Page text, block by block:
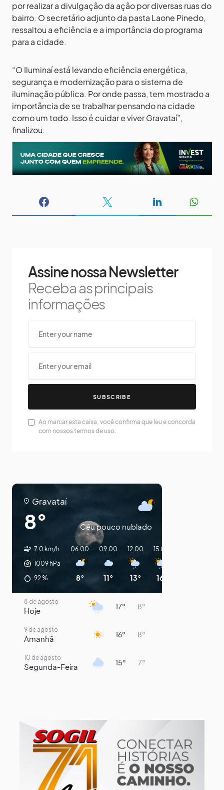
por realizar a divulgação da ação por diversas ruas do
bairro. O secretário adjunto da pasta Laone Pinedo,
ressaltou a eficiência e a importância do programa
para a cidade.
“O Iluminaí está levando eficiência energética,
segurança e modernização para o sistema de
iluminação pública. Por onde passa, tem mostrado a
importância de se trabalhar pensando na cidade
como um todo. Isso é cuidar e viver Gravataí”,
finalizou.
Assine nossa Newsletter
Receba as principais
informações
SUBSCRIBE
Ao marcar esta caixa, você confirma que leu e concorda
com nossos termos de uso.
Gravataí
8° Céu pouco nublado
7.0 km/h
1009 hPa
92%
06:00
8°
09:00
11°
12:00
13°
15:00
16°
8 de agosto
Hoje 17° 8°
9 de agosto
Amanhã 16° 8°
10 de agosto
Segunda-Feira 15° 7°
13 de agosto
Quinta-Feira 19° 13°
14 de agosto
Sexta-Feira 18° 14°